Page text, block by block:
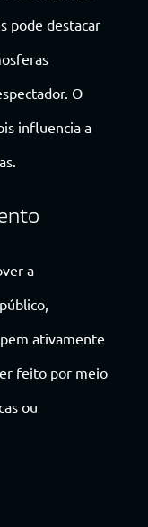
pode destacar
O
influencia a
a
ativamente
feito por meio
ou